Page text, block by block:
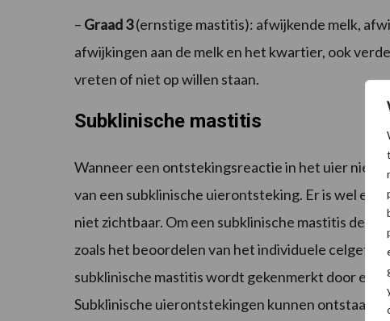
– Graad 3(ernstige mastitis): afwijkende melk,
afwijkingen aan de melk en het kwartier, ook
vreten of niet op willen staan.
Subklinische mastitis
Wanneer een ontstekingsreactie in het uier niet
van een subklinische uierontsteking. Er is wel een
niet zichtbaar. Om een subklinische mastitis de
zoals het beoordelen van het individuele
subklinische mastitis wordt gekenmerkt door een
Subklinische uierontstekingen kunnen ontstaan